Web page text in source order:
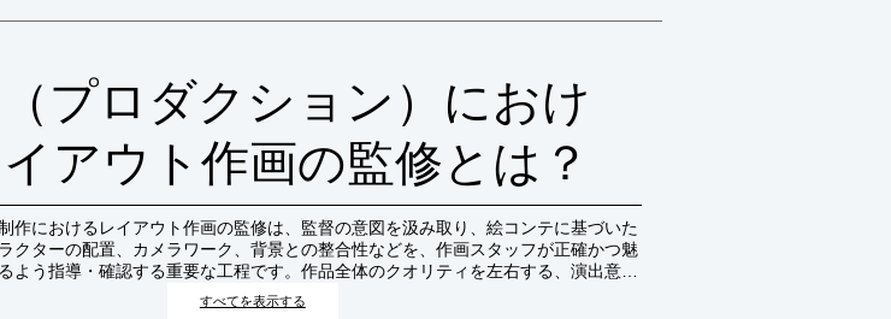
プロダクション）におけ
アウト作画の監修とは？
作におけるレイアウト作画の監修は、監督の意図を汲み取り、絵コンテに基づいた
クターの配置、カメラワーク、背景との整合性などを、作画スタッフが正確かつ魅
よう指導・確認する重要な工程です。作品全体のクオリティを左右する、演出意図
すべてを表示する